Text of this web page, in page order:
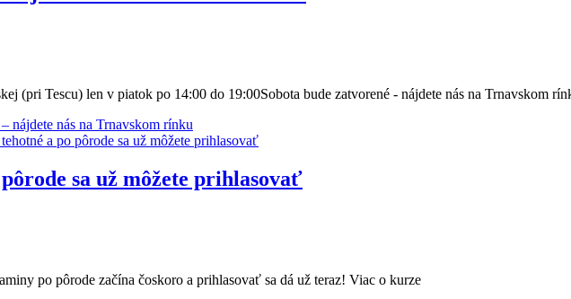
(pri Tescu) len v piatok po 14:00 do 19:00Sobota bude zatvorené - nájdete nás na Trnavskom
nájdete nás na Trnavskom rínku
sa už môžete prihlasovať
po pôrode začína čoskoro a prihlasovať sa dá už teraz! Viac o kurze